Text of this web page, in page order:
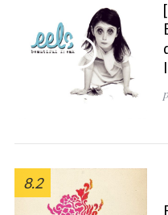
8.2
S
e
f
: